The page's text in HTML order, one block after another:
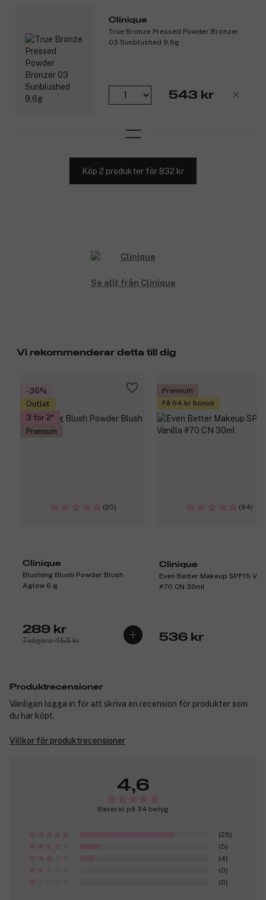
Clinique
True Bronze Pressed Powder Bronzer
03 Sunblushed 9,6g
543 kr
Köp 2 produkter för 832 kr
Se allt från Clinique
Vi rekommenderar detta till dig
-36%
Outlet
3 för 2
Premium
(20)
Clinique
Blushing Blush Powder Blush
Aglow 6 g
289 kr
Tidigare 453 kr
Premium
Få 54 kr bonus
(84)
Clinique
Even Better Makeup SPF15
#70 CN 30ml
536 kr
Produktrecensioner
Vänligen logga in för att skriva en recension för produkter som
du har köpt.
Villkor för produktrecensioner
4,6
Baserat på 34 betyg
(25)
(5)
(4)
(0)
(0)